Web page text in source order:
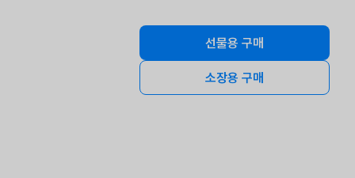
선물용 구매
소장용 구매
구매개수